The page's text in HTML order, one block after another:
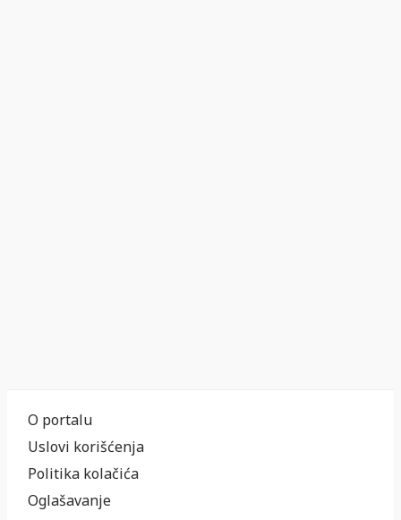
O portalu
Uslovi korišćenja
Politika kolačića
Oglašavanje